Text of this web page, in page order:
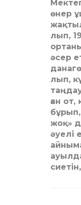
өнер
лып,
әсер
лып,
ған
жоқ»
әуелі